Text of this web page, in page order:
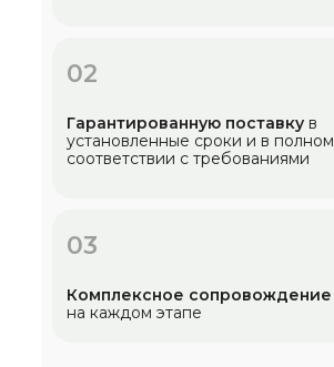
02
Гарантированную поставкув
установленные сроки и в полном
соответствии с требованиями
03
Комплексное сопровождение
на каждом этапе